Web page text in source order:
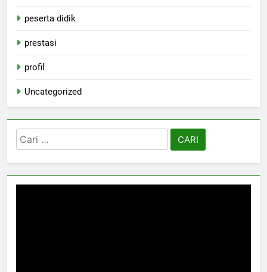
peserta didik
prestasi
profil
Uncategorized
Cari
untuk: